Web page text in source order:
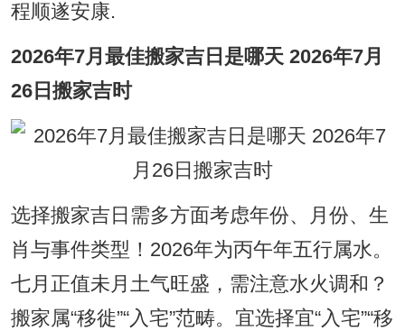
程顺遂安康.
2026年7月最佳搬家吉日是哪天 2026年7月
26日搬家吉时
选择搬家吉日需多方面考虑年份、月份、生
肖与事件类型！2026年为丙午年五行属水。
七月正值未月土气旺盛，需注意水火调和？
搬家属“移徙”“入宅”范畴。宜选择宜“入宅”“移